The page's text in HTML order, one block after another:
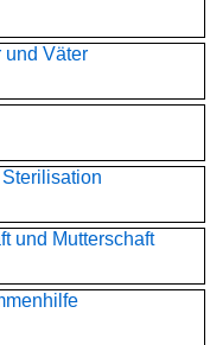
und Väter
und Mutterschaft